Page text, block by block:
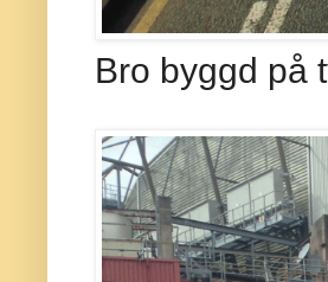
Bro byggd på